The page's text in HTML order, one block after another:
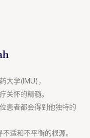
大学(IMU)，⁣
关怀的精髓。⁣
患者都会得到他独特的
适和不平衡的根源。⁣